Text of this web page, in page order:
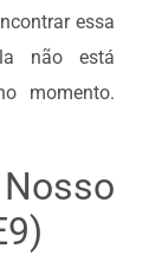
essa
não está
momento.